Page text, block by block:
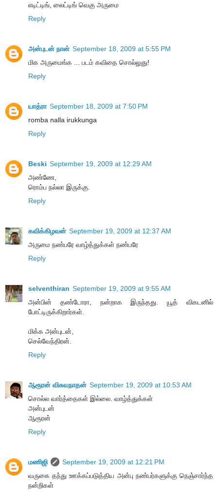
எடிட்டிங், லைட்டிங் வெகு அருமை
Reply
அன்புடன் நான் September 18, 2009 at 5:55 PM
மிக அருமைங்க ... படம் கவிதை சொல்லுது!
Reply
யாத்ரா September 18, 2009 at 7:50 PM
romba nalla irukkunga
Reply
Beski September 19, 2009 at 12:29 AM
அண்ணே,
ரொம்ப நல்லா இருக்கு.
Reply
கவிக்கிழவன் September 19, 2009 at 12:37 AM
அருமை நண்பரே வாழ்த்துக்கள் நண்பரே
Reply
selventhiran September 19, 2009 at 9:55 AM
அன்பின் தண்டோரா, நன்றாக இருந்தது. யூத் விகடனில்
போட்டிருக்கிறார்கள்.
மிக்க அன்புடன்,
செல்வேந்திரன்.
Reply
ஆரூரன் விசுவநாதன் September 19, 2009 at 10:53 AM
சொல்ல வார்த்தைகள் இல்லை. வாழ்த்துக்கள்
அன்புடன்
ஆரூரன்
Reply
மணிஜி
September 19, 2009 at 12:21 PM
வருகை தந்து ஊக்கப்படுத்திய அன்பு நண்பர்களுக்கு நெஞ்சார்ந்த
நன்றிகள்